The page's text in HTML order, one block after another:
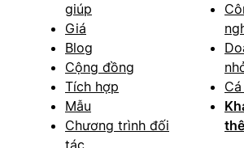
giúp
Giá
Blog
Cộng đồng
Tích hợp
Mẫu
Chương trình đối